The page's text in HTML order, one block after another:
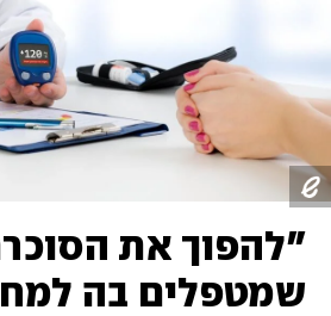
"להפוך את
שמטפלים בה